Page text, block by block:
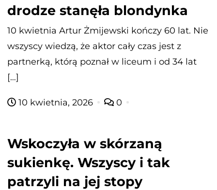
drodze stanęła blondynka
10 kwietnia Artur Żmijewski kończy 60 lat. Nie
wszyscy wiedzą, że aktor cały czas jest z
partnerką, którą poznał w liceum i od 34 lat
[…]
10 kwietnia, 2026 0
Wskoczyła w skórzaną
sukienkę. Wszyscy i tak
patrzyli na jej stopy